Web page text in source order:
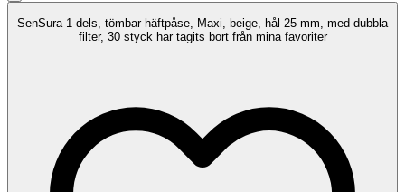
SenSura 1-dels, tömbar häftpåse, Maxi, beige, hål 25 mm, med dubbla
filter, 30 styck har tagits bort från mina favoriter